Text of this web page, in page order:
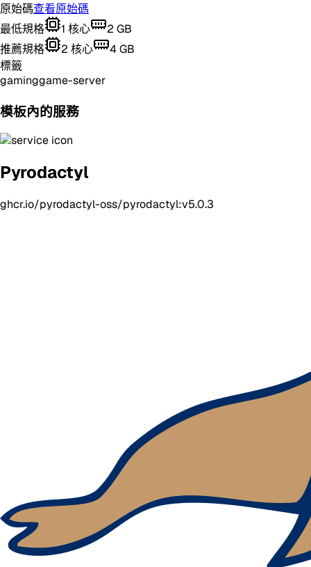
原始碼查看原始碼
最低規格
1 核心 2 GB
推薦規格
2 核心 4 GB
標籤
gaminggame-server
模板內的服務
Pyrodactyl
ghcr.io/pyrodactyl-oss/pyrodactyl:v5.0.3